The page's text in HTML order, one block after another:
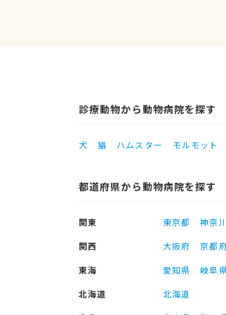
診療動物から動物病院を探す
犬 猫 ハムスター モルモット
都道府県から動物病院を探す
関東 東京都 神奈
関西
大阪府 京都
東海
愛知県 岐阜
北海道
北海道